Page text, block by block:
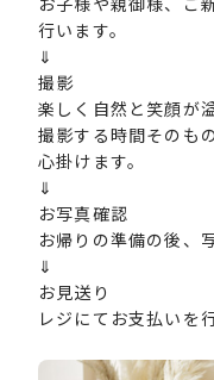
行います。
⇓
撮影
楽しく自然と笑顔が
撮影する時間そのも
心掛けます。
⇓
お写真確認
お帰りの準備の後、
⇓
お見送り
レジにてお支払いを